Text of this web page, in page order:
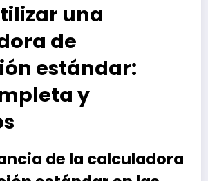
una
de
estándar:
y
de la calculadora